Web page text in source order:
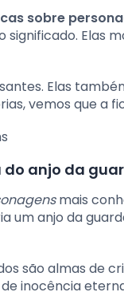
sobre
significado. Elas
Elas
vemos que a
do anjo da
mais
um anjo da
são almas de
inocência